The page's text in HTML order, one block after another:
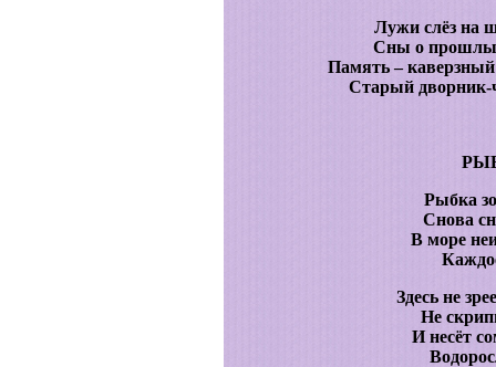
Лужи слёз на
Сны о
Память –
Старый дворник-
Рыбка
Снова
В море
Здесь не
Не
И несёт